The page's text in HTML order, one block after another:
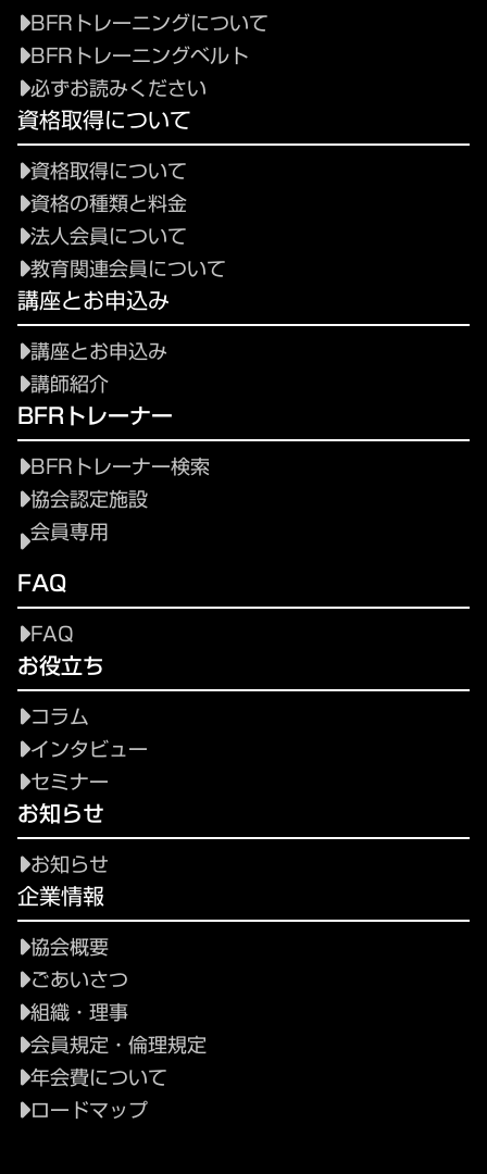
BFRトレーニングについて
BFRトレーニングベルト
必ずお読みください
資格取得について
資格取得について
資格の種類と料金
法人会員について
教育関連会員について
講座とお申込み
講座とお申込み
講師紹介
BFRトレーナー
BFRトレーナー検索
協会認定施設
会員専用
FAQ
FAQ
お役立ち
コラム
インタビュー
セミナー
お知らせ
お知らせ
企業情報
協会概要
ごあいさつ
組織・理事
会員規定・倫理規定
年会費について
ロードマップ